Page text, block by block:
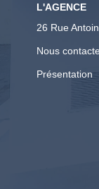
L'AGENCE
26 Rue
Nous
Présentation